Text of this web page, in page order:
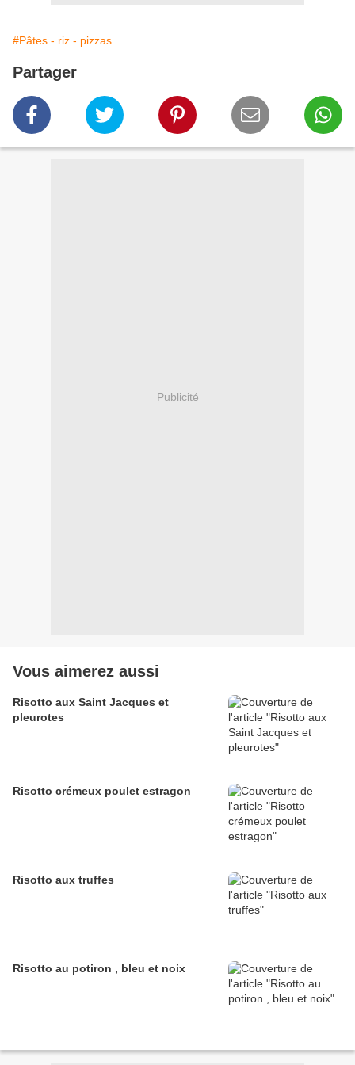
#Pâtes - riz - pizzas
Partager
Publicité
Vous aimerez aussi
Risotto aux Saint Jacques et
pleurotes
Risotto crémeux poulet estragon
Risotto aux truffes
Risotto au potiron , bleu et noix